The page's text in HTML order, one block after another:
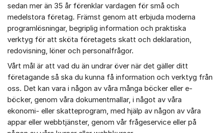
sedan mer än 35 år förenklar vardagen för små och
medelstora företag. Främst genom att erbjuda moderna
programlösningar, begriplig information och praktiska
verktyg för att sköta företagets skatt och deklaration,
redovisning, löner och personalfrågor.
Vårt mål är att vad du än undrar över när det gäller ditt
företagande så ska du kunna få information och verktyg från
oss. Det kan vara i någon av våra många böcker eller e-
böcker, genom våra dokumentmallar, i något av våra
ekonomi- eller skatteprogram, med hjälp av någon av våra
appar eller webbtjänster, genom vår frågeservice eller på